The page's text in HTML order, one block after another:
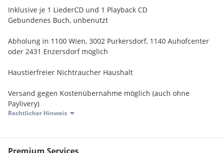
Inklusive je 1 LiederCD und 1 Playback CD
Gebundenes Buch, unbenutzt
Abholung in 1100 Wien, 3002 Purkersdorf, 1140 Auhofcenter
oder 2431 Enzersdorf möglich
Haustierfreier Nichtraucher Haushalt
Versand gegen Kostenübernahme möglich (auch ohne
Paylivery)
Rechtlicher Hinweis